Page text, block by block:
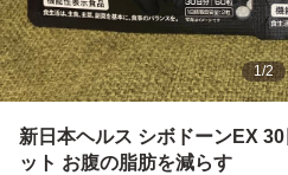
1/2
新日本ヘルス シボドーンEX
ット お腹の脂肪を減らす